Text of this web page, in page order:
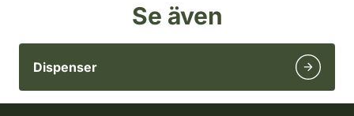
Se även
Dispenser